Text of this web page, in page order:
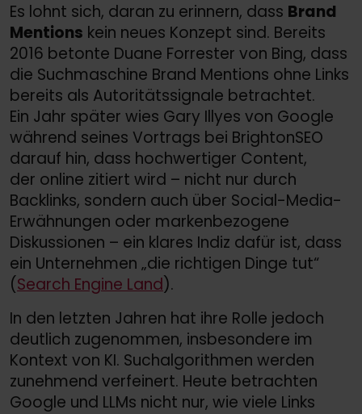
Es lohnt sich, daran zu erinnern, dass Brand
Mentions kein neues Konzept sind. Bereits
2016 betonte Duane Forrester von Bing, dass
die Suchmaschine Brand Mentions ohne Links
bereits als Autoritätssignale betrachtet.
Ein Jahr später wies Gary Illyes von Google
während seines Vortrags bei BrightonSEO
darauf hin, dass hochwertiger Content,
der online zitiert wird – nicht nur durch
Backlinks, sondern auch über Social-Media-
Erwähnungen oder markenbezogene
Diskussionen – ein klares Indiz dafür ist, dass
ein Unternehmen „die richtigen Dinge tut“
(Search Engine Land).
In den letzten Jahren hat ihre Rolle jedoch
deutlich zugenommen, insbesondere im
Kontext von KI. Suchalgorithmen werden
zunehmend verfeinert. Heute betrachten
Google und LLMs nicht nur, wie viele Links